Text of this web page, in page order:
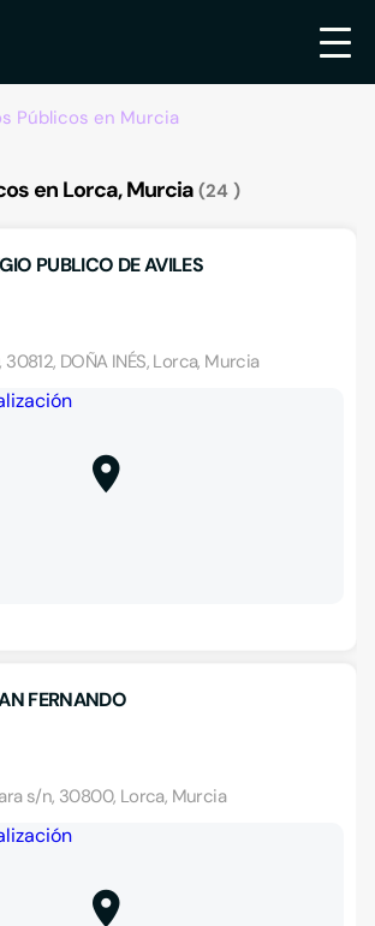
Públicos en Murcia
en Lorca, Murcia 24
PUBLICO DE AVILES
DOÑA INÉS, Lorca, Murcia
FERNANDO
s/n, 30800, Lorca, Murcia